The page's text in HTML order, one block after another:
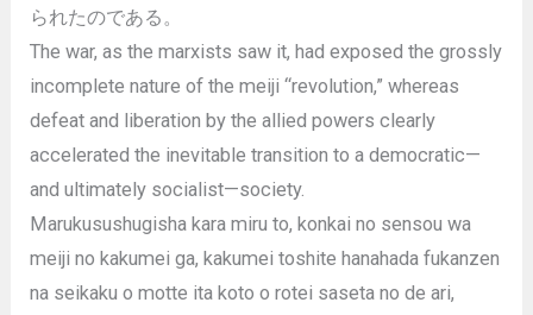
られたのである。
The war, as the marxists saw it, had exposed the grossly
incomplete nature of the meiji “revolution,” whereas
defeat and liberation by the allied powers clearly
accelerated the inevitable transition to a democratic—
and ultimately socialist—society.
Marukusushugisha kara miru to, konkai no sensou wa
meiji no kakumei ga, kakumei toshite hanahada fukanzen
na seikaku o motte ita koto o rotei saseta no de ari,